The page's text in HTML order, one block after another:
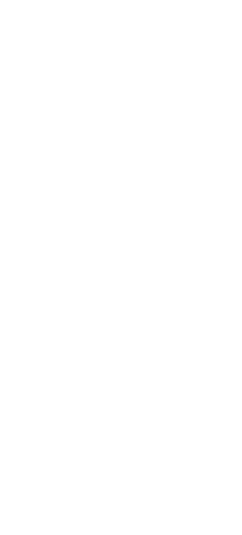
Согласие на обработку